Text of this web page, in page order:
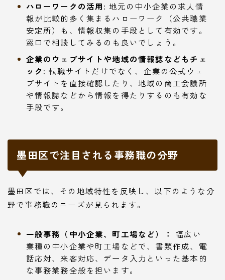
ハローワークの活用: 地元の中小企業の求人情
報が比較的多く集まるハローワーク（公共職業
安定所）も、情報収集の手段として有効です。
窓口で相談してみるのも良いでしょう。
企業のウェブサイトや地域の情報誌などもチェ
ック: 転職サイトだけでなく、企業の公式ウェ
ブサイトを直接確認したり、地域の商工会議所
や情報誌などから情報を得たりするのも有効な
手段です。
墨田区で注目される事務職の分野
墨田区では、その地域特性を反映し、以下のような分
野で事務職のニーズが見られます。
一般事務（中小企業、町工場など）：
幅広い
業種の中小企業や町工場などで、書類作成、電
話応対、来客対応、データ入力といった基本的
な事務業務全般を担います。